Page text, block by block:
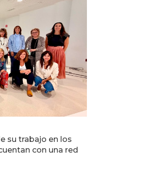
su trabajo en los
con una red